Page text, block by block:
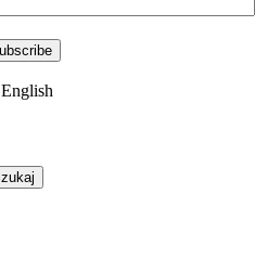
English